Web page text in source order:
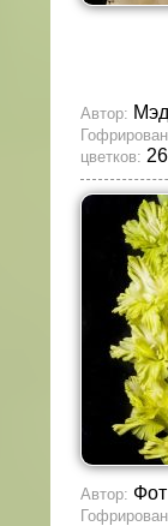
Автор:
цветков:
Автор: